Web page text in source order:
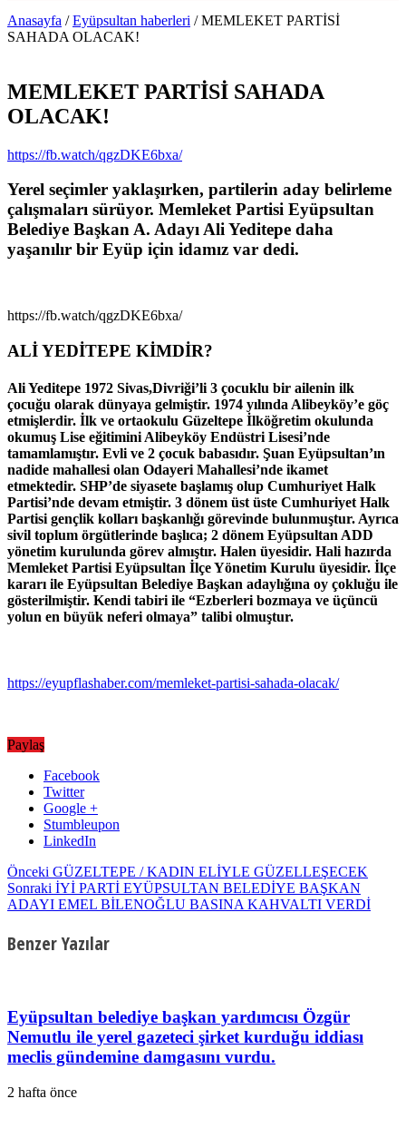
Anasayfa / Eyüpsultan haberleri / MEMLEKET PARTİSİ
SAHADA OLACAK!
MEMLEKET PARTİSİ SAHADA
OLACAK!
https://fb.watch/qgzDKE6bxa/
Yerel seçimler yaklaşırken, partilerin aday belirleme
çalışmaları sürüyor. Memleket Partisi Eyüpsultan
Belediye Başkan A. Adayı Ali Yeditepe daha
yaşanılır bir Eyüp için idamız var dedi.
https://fb.watch/qgzDKE6bxa/
ALİ YEDİTEPE KİMDİR?
Ali Yeditepe 1972 Sivas,Divriği’li 3 çocuklu bir ailenin ilk
çocuğu olarak dünyaya gelmiştir. 1974 yılında Alibeyköy’e göç
etmişlerdir. İlk ve ortaokulu Güzeltepe İlköğretim okulunda
okumuş Lise eğitimini Alibeyköy Endüstri Lisesi’nde
tamamlamıştır. Evli ve 2 çocuk babasıdır. Şuan Eyüpsultan’ın
nadide mahallesi olan Odayeri Mahallesi’nde ikamet
etmektedir. SHP’de siyasete başlamış olup Cumhuriyet Halk
Partisi’nde devam etmiştir. 3 dönem üst üste Cumhuriyet Halk
Partisi gençlik kolları başkanlığı görevinde bulunmuştur. Ayrıca
sivil toplum örgütlerinde başlıca; 2 dönem Eyüpsultan ADD
yönetim kurulunda görev almıştır. Halen üyesidir. Hali hazırda
Memleket Partisi Eyüpsultan İlçe Yönetim Kurulu üyesidir. İlçe
kararı ile Eyüpsultan Belediye Başkan adaylığına oy çokluğu ile
gösterilmiştir. Kendi tabiri ile “Ezberleri bozmaya ve üçüncü
yolun en büyük neferi olmaya” talibi olmuştur.
https://eyupflashaber.com/memleket-partisi-sahada-olacak/
Paylaş
Facebook
Twitter
Google +
Stumbleupon
LinkedIn
Önceki GÜZELTEPE / KADIN ELİYLE GÜZELLEŞECEK
Sonraki İYİ PARTİ EYÜPSULTAN BELEDİYE BAŞKAN
ADAYI EMEL BİLENOĞLU BASINA KAHVALTI VERDİ
Benzer Yazılar
Eyüpsultan belediye başkan yardımcısı Özgür
Nemutlu ile yerel gazeteci şirket kurduğu iddiası
meclis gündemine damgasını vurdu.
2 hafta önce